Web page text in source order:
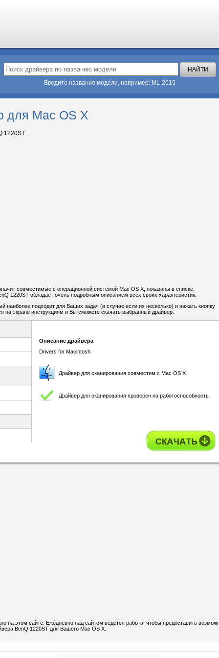
Введите название модели, например: ML-2015
для Mac OS X
1220ST
совместимые с операционной системой Mac OS X, показаны в списке,
1220ST обладает очень подробным описанием всех своих характеристик.
наиболее подходит для Ваших задач (в случае если их несколько) и нажать кнопку
на экране инструкциям и Вы сможете скачать выбранный драйвер.
Описание драйвера
Drivers for Macintosh
Драйвер для сканирования совместим с Mac OS X
Драйвер для сканирования проверен на работоспособность
на этом сайте. Ежедневно над сайтом ведется работа, чтобы предоставить
BenQ 1220ST для Вашего Mac OS X.